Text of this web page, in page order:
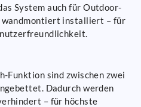
System auch für Outdoor-
wandmontiert installiert – für
Funktion sind zwischen zwei
Dadurch werden
– für höchste